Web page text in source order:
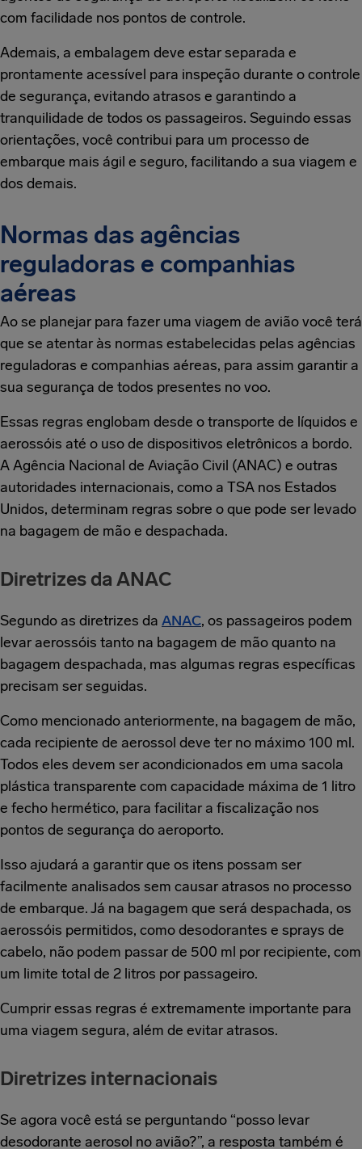
com facilidade nos pontos de controle.
Ademais, a embalagem deve estar separada e
prontamente acessível para inspeção durante o controle
de segurança, evitando atrasos e garantindo a
tranquilidade de todos os passageiros. Seguindo essas
orientações, você contribui para um processo de
embarque mais ágil e seguro, facilitando a sua viagem e
dos demais.
Normas das agências
reguladoras e companhias
aéreas
Ao se planejar para fazer uma viagem de avião você terá
que se atentar às normas estabelecidas pelas agências
reguladoras e companhias aéreas, para assim garantir a
sua segurança de todos presentes no voo.
Essas regras englobam desde o transporte de líquidos e
aerossóis até o uso de dispositivos eletrônicos a bordo.
A Agência Nacional de Aviação Civil (ANAC) e outras
autoridades internacionais, como a TSA nos Estados
Unidos, determinam regras sobre o que pode ser levado
na bagagem de mão e despachada.
Diretrizes da ANAC
Segundo as diretrizes da ANAC, os passageiros podem
levar aerossóis tanto na bagagem de mão quanto na
bagagem despachada, mas algumas regras específicas
precisam ser seguidas.
Como mencionado anteriormente, na bagagem de mão,
cada recipiente de aerossol deve ter no máximo 100 ml.
Todos eles devem ser acondicionados em uma sacola
plástica transparente com capacidade máxima de 1 litro
e fecho hermético, para facilitar a fiscalização nos
pontos de segurança do aeroporto.
Isso ajudará a garantir que os itens possam ser
facilmente analisados sem causar atrasos no processo
de embarque. Já na bagagem que será despachada, os
aerossóis permitidos, como desodorantes e sprays de
cabelo, não podem passar de 500 ml por recipiente, com
um limite total de 2 litros por passageiro.
Cumprir essas regras é extremamente importante para
uma viagem segura, além de evitar atrasos.
Diretrizes internacionais
Se agora você está se perguntando “posso levar
desodorante aerosol no avião?”, a resposta também é